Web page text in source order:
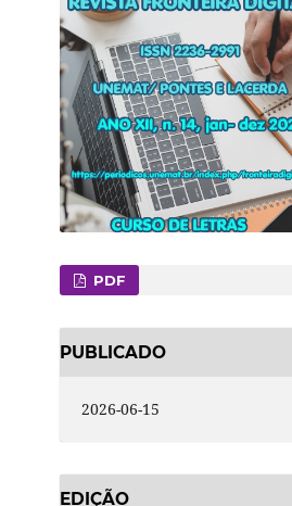
PDF
PUBLICADO
2026-06-15
EDIÇÃO